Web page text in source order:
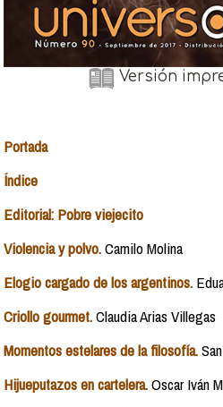
Versión
Portada
Índice
Editorial: Pobre viejecito
Violencia y polvo.Camilo Molina
Elogio cargado de los argentinos.
Criollo gourmet.Claudia Arias Villegas
Momentos estelares de la filosofía.
Hijueputazos en cartelera.Oscar Iván